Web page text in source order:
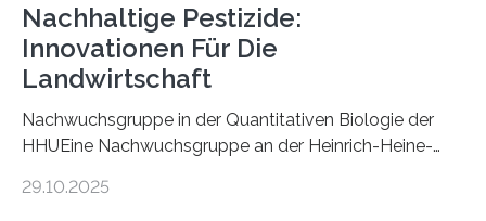
Nachhaltige Pestizide:
Innovationen Für Die
Landwirtschaft
Nachwuchsgruppe in der Quantitativen Biologie der
HHUEine Nachwuchsgruppe an der Heinrich-Heine-
fünf Jahren erforschen, wie Bakterien auf
29.10.2025